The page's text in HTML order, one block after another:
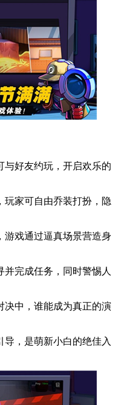
与好友约玩，开启欢乐的
玩家可自由乔装打扮，隐
游戏通过逼真场景营造身
完成任务，同时警惕人
决中，谁能成为真正的演
，是萌新小白的绝佳入